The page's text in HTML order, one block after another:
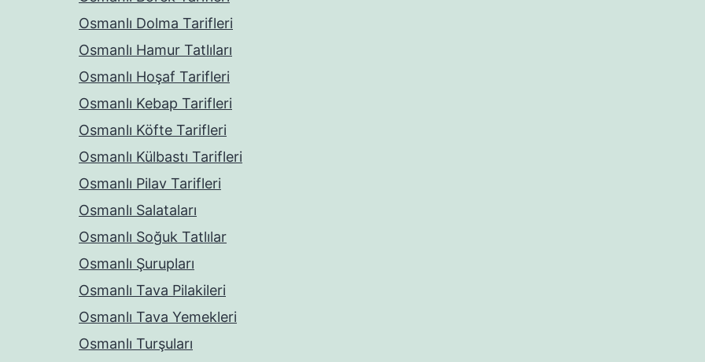
Osmanlı Dolma Tarifleri
Osmanlı Hamur Tatlıları
Osmanlı Hoşaf Tarifleri
Osmanlı Kebap Tarifleri
Osmanlı Köfte Tarifleri
Osmanlı Külbastı Tarifleri
Osmanlı Pilav Tarifleri
Osmanlı Salataları
Osmanlı Soğuk Tatlılar
Osmanlı Şurupları
Osmanlı Tava Pilakileri
Osmanlı Tava Yemekleri
Osmanlı Turşuları